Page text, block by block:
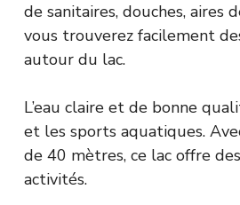
de sanitaires, douches,
vous trouverez facilement
autour du lac.
L’eau claire et de bonne
et les sports aquatiques.
de 40 mètres, ce lac offre
activités.